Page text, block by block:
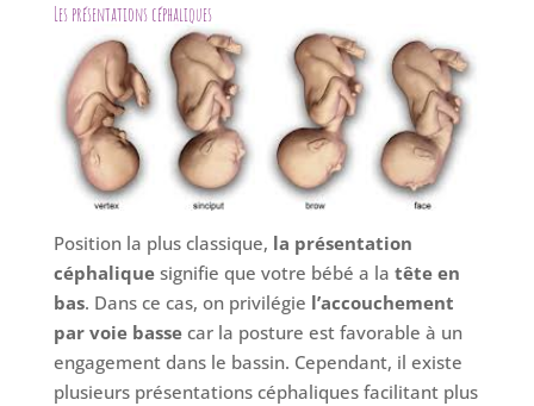
Les présentations céphaliques
Position la plus classique, la présentation
céphaliquesignifie que votre bébé a la tête en
bas. Dans ce cas, on privilégie l’accouchement
par voie bassecar la posture est favorable à un
engagement dans le bassin. Cependant, il existe
plusieurs présentations céphaliques facilitant plus